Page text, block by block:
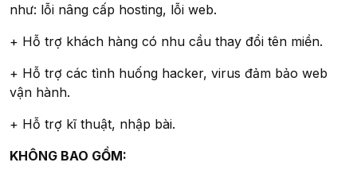
như: lỗi nâng cấp hosting, lỗi web.
+ Hỗ trợ khách hàng có nhu cầu thay đổi tên miền.
+ Hỗ trợ các tình huống hacker, virus đảm bảo web
vận hành.
+ Hỗ trợ kĩ thuật, nhập bài.
KHÔNG BAO GỒM: